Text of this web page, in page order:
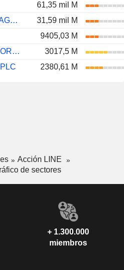
61,35 mil M
EXTRA SPACE STORAGE INC.
31,59 mil M
9405,03 M
SHURGARD SELF-STORAGE LTD.
3017,5 M
2380,61 M
Acción LINE
de sectores
+ 1.300.000
miembros